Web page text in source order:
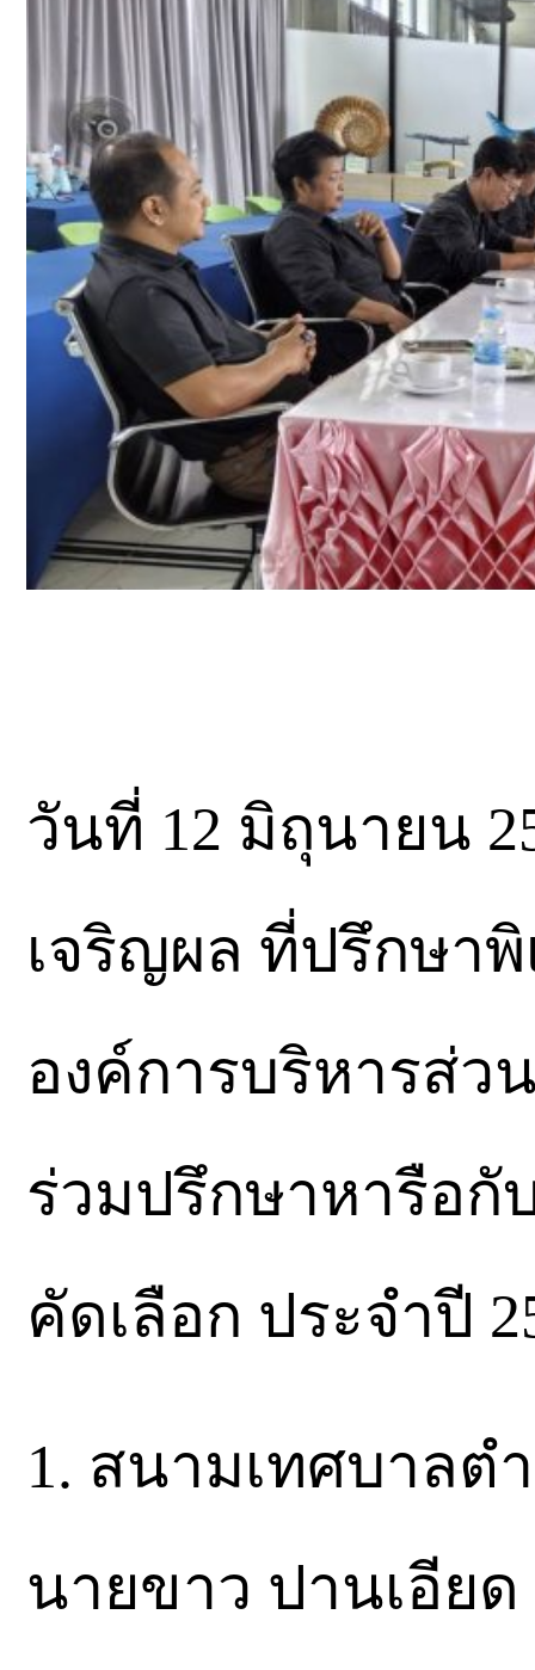
วันที่​ 12​ มิถุนายน​
เจริญผล​ ที่ปรึกษา
องค์การบริหารส่ว
ร่วมปรึกษาหารือกั
คัดเลือก​ ประจำปี​
1.​ สนามเทศบาลต
นายขาว​ ปานเอีย